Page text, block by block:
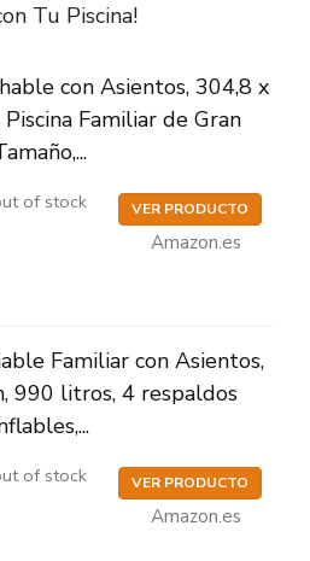
Tu Piscina!
con Asientos, 304,8 x
Familiar de Gran
of stock VER PRODUCTO
Amazon.es
Familiar con Asientos,
990 litros, 4 respaldos
of stock VER PRODUCTO
Amazon.es